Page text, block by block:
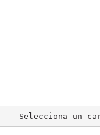
Selecciona un